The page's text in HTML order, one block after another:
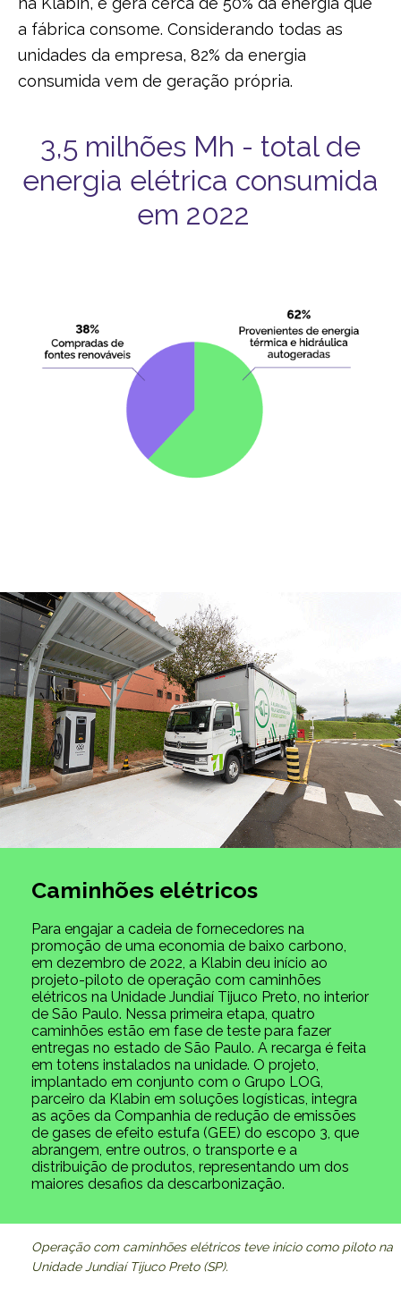
a fábrica consome. Considerando todas as
unidades da empresa, 82% da energia
consumida vem de geração própria.
3,5 milhões Mh - total de
energia elétrica consumida
em 2022
Caminhões elétricos
Para engajar a cadeia de fornecedores na
promoção de uma economia de baixo carbono,
em dezembro de 2022, a Klabin deu início ao
projeto-piloto de operação com caminhões
elétricos na Unidade Jundiaí Tijuco Preto, no interior
de São Paulo. Nessa primeira etapa, quatro
caminhões estão em fase de teste para fazer
entregas no estado de São Paulo. A recarga é feita
em totens instalados na unidade. O projeto,
implantado em conjunto com o Grupo LOG,
parceiro da Klabin em soluções logísticas, integra
as ações da Companhia de redução de emissões
de gases de efeito estufa (GEE) do escopo 3, que
abrangem, entre outros, o transporte e a
distribuição de produtos, representando um dos
maiores desafios da descarbonização.
Operação com caminhões elétricos teve início como piloto na
Unidade Jundiaí Tijuco Preto (SP).